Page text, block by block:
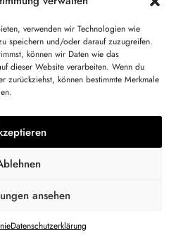
verwenden wir Technologien wie
speichern und/oder darauf zuzugreifen.
können wir Daten wie das
dieser Website verarbeiten. Wenn du
zurückziehst, können bestimmte Merkmale
ansehen
Datenschutzerklärung
werden oder willst uns
Gerne sind wir auch zum
da.
Magazin | All Rights Reserved